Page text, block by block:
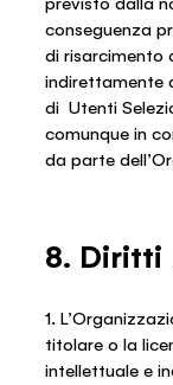
conseguenza
di risarcimento
indirettamente
di Utenti
comunque in
da parte
8. Diritti
1.
titolare o la
intellettuale e